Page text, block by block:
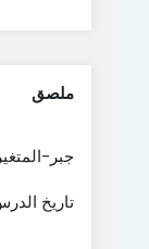
ملصق
جبر-
تاريخ الدرس 8-3-